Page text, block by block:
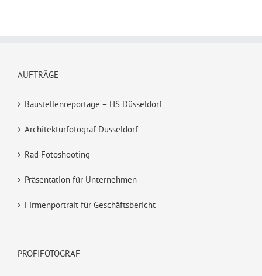
AUFTRÄGE
Baustellenreportage – HS Düsseldorf
Architekturfotograf Düsseldorf
Rad Fotoshooting
Präsentation für Unternehmen
Firmenportrait für Geschäftsbericht
PROFIFOTOGRAF